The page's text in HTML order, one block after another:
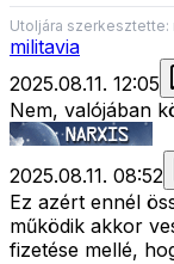
Utoljára szerkesztette:
militavia
2025.08.11. 12:05
Nem, valójában
2025.08.11. 08:52
Ez azért ennél
működik akkor
fizetése mellé,